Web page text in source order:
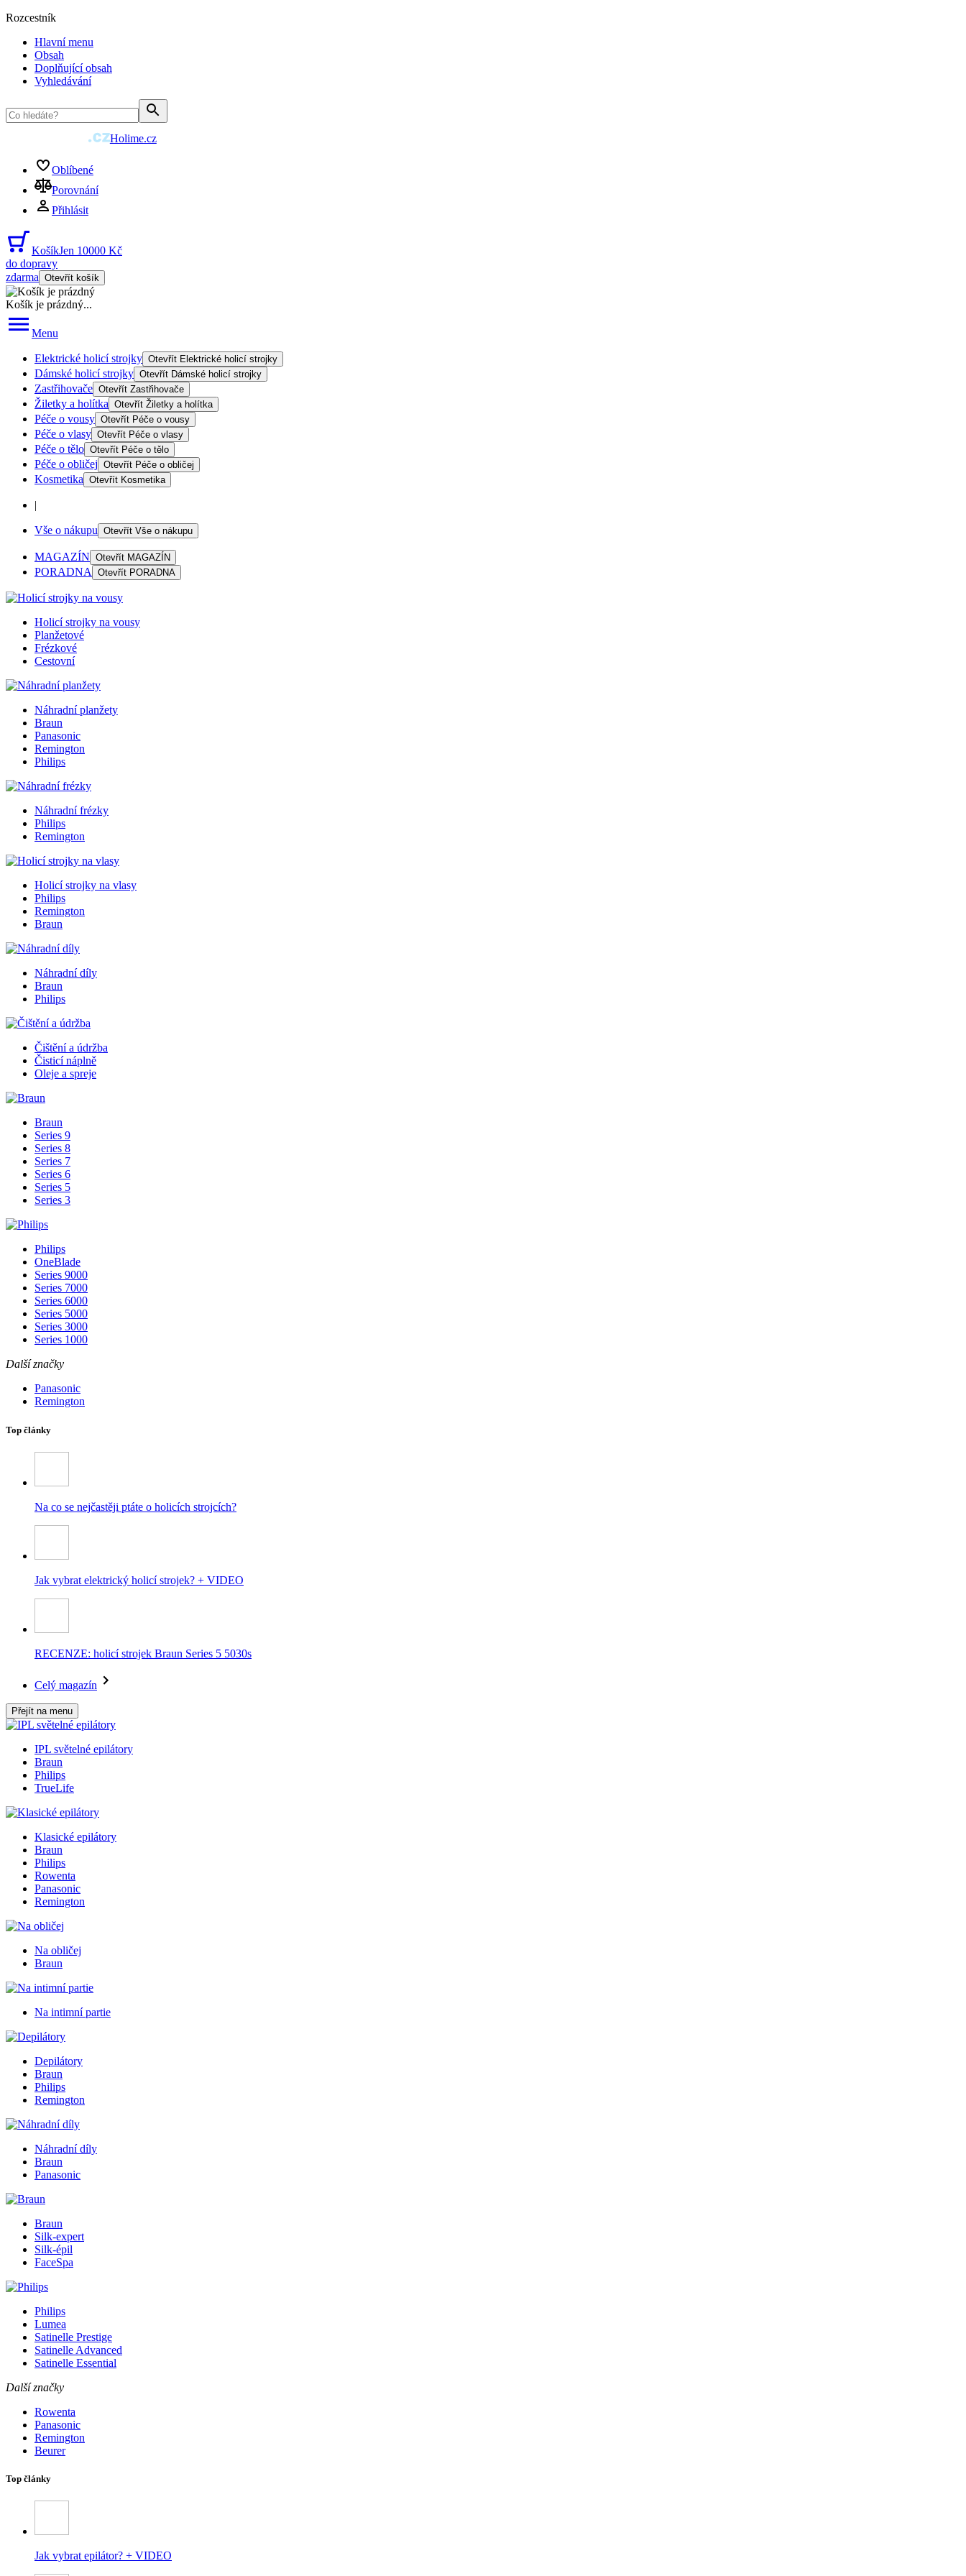
Rozcestník
Hlavní menu
Obsah
Doplňující obsah
Vyhledávání
Holime.cz
Oblíbené
Porovnání
Přihlásit
KošíkJen 10000 Kč
do dopravy
zdarma Otevřít košík
Košík je prázdný...
Menu
Elektrické holicí strojky Otevřít Elektrické holicí strojky
Dámské holicí strojky Otevřít Dámské holicí strojky
Zastřihovače Otevřít Zastřihovače
Žiletky a holítka Otevřít Žiletky a holítka
Péče o vousy Otevřít Péče o vousy
Péče o vlasy Otevřít Péče o vlasy
Péče o tělo Otevřít Péče o tělo
Péče o obličej Otevřít Péče o obličej
Kosmetika Otevřít Kosmetika
|
Vše o nákupu Otevřít Vše o nákupu
MAGAZÍN Otevřít MAGAZÍN
PORADNA Otevřít PORADNA
Holicí strojky na vousy
Planžetové
Frézkové
Cestovní
Náhradní planžety
Braun
Panasonic
Remington
Philips
Náhradní frézky
Philips
Remington
Holicí strojky na vlasy
Philips
Remington
Braun
Náhradní díly
Braun
Philips
Čištění a údržba
Čisticí náplně
Oleje a spreje
Braun
Series 9
Series 8
Series 7
Series 6
Series 5
Series 3
Philips
OneBlade
Series 9000
Series 7000
Series 6000
Series 5000
Series 3000
Series 1000
Další značky
Panasonic
Remington
Top články
Na co se nejčastěji ptáte o holicích strojcích?
Jak vybrat elektrický holicí strojek? + VIDEO
RECENZE: holicí strojek Braun Series 5 5030s
Celý magazín
Přejít na menu
IPL světelné epilátory
Braun
Philips
TrueLife
Klasické epilátory
Braun
Philips
Rowenta
Panasonic
Remington
Na obličej
Braun
Na intimní partie
Depilátory
Braun
Philips
Remington
Náhradní díly
Braun
Panasonic
Braun
Silk-expert
Silk-épil
FaceSpa
Philips
Lumea
Satinelle Prestige
Satinelle Advanced
Satinelle Essential
Další značky
Rowenta
Panasonic
Remington
Beurer
Top články
Jak vybrat epilátor? + VIDEO